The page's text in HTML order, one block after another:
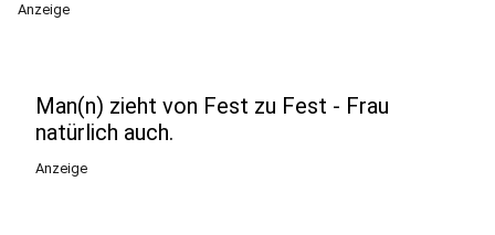
Anzeige
Man(n) zieht von Fest zu Fest - Frau
natürlich auch.
Anzeige